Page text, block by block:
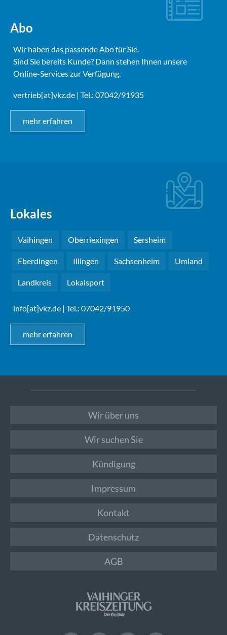
Abo
Wir haben das passende Abo für Sie.
Sind Sie bereits Kunde? Dann stehen Ihnen unsere
Online-Services zur Verfügung.
vertrieb[at]vkz.de | Tel.: 07042/91935
mehr erfahren
Lokales
Vaihingen Oberriexingen Sersheim
Eberdingen Illingen Sachsenheim Umland
Landkreis Lokalsport
info[at]vkz.de | Tel.: 07042/91950
mehr erfahren
Wir über uns
Wir suchen Sie
Kündigung
Impressum
Kontakt
Datenschutz
AGB